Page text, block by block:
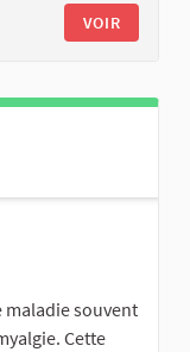
VOIR
maladie souvent
Cette